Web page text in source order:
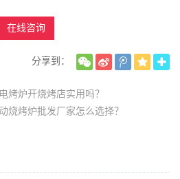
在线咨询
分享到：
烤炉开烧烤店实用吗？
烧烤炉批发厂家怎么选择？